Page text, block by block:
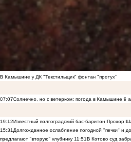
В Камышине у ДК "Текстильщик" фонтан "протух"
07:07Солнечно, но с ветерком: погода в Камышине 9
19:12Известный волгоградский бас-баритон Прохор
15:31 Долгожданное ослабление погодной "печки" и
предлагают "вторую" клубнику 11:51В Котово суд